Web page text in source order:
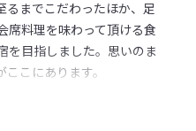
るまでこだわったほか、足
席料理を味わって頂ける食
を目指しました。思いのま
こにあります。